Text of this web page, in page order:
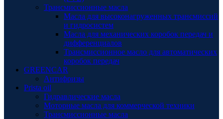
Трансмиссионные масла
Масла для высоконагруженных трансмиссий
и гидросистем
Масла для механических коробок передач и
дифференциалов
Трансмиссионное масло для автоматических
коробок передач
GREENCAR
Антифризы
Prista oil
Гидравлические масла
Моторные масла для коммерческой техники
Трансмиссионные масла